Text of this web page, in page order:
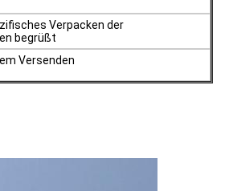
Verpacken der
begrüßt
Versenden